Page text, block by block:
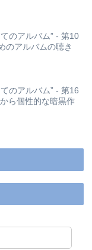
のアルバム” - 第10
アルバムの聴き
のアルバム” - 第16
ら個性的な暗黒作